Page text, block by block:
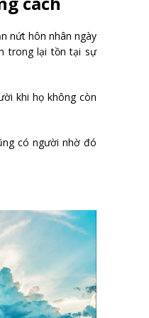
nứt hôn nhân ngày
trong lại tồn tại sự
khi họ không còn
có người nhờ đó